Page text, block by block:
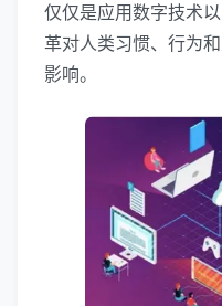
仅仅是应用数字技术
革对人类习惯、行为
影响。